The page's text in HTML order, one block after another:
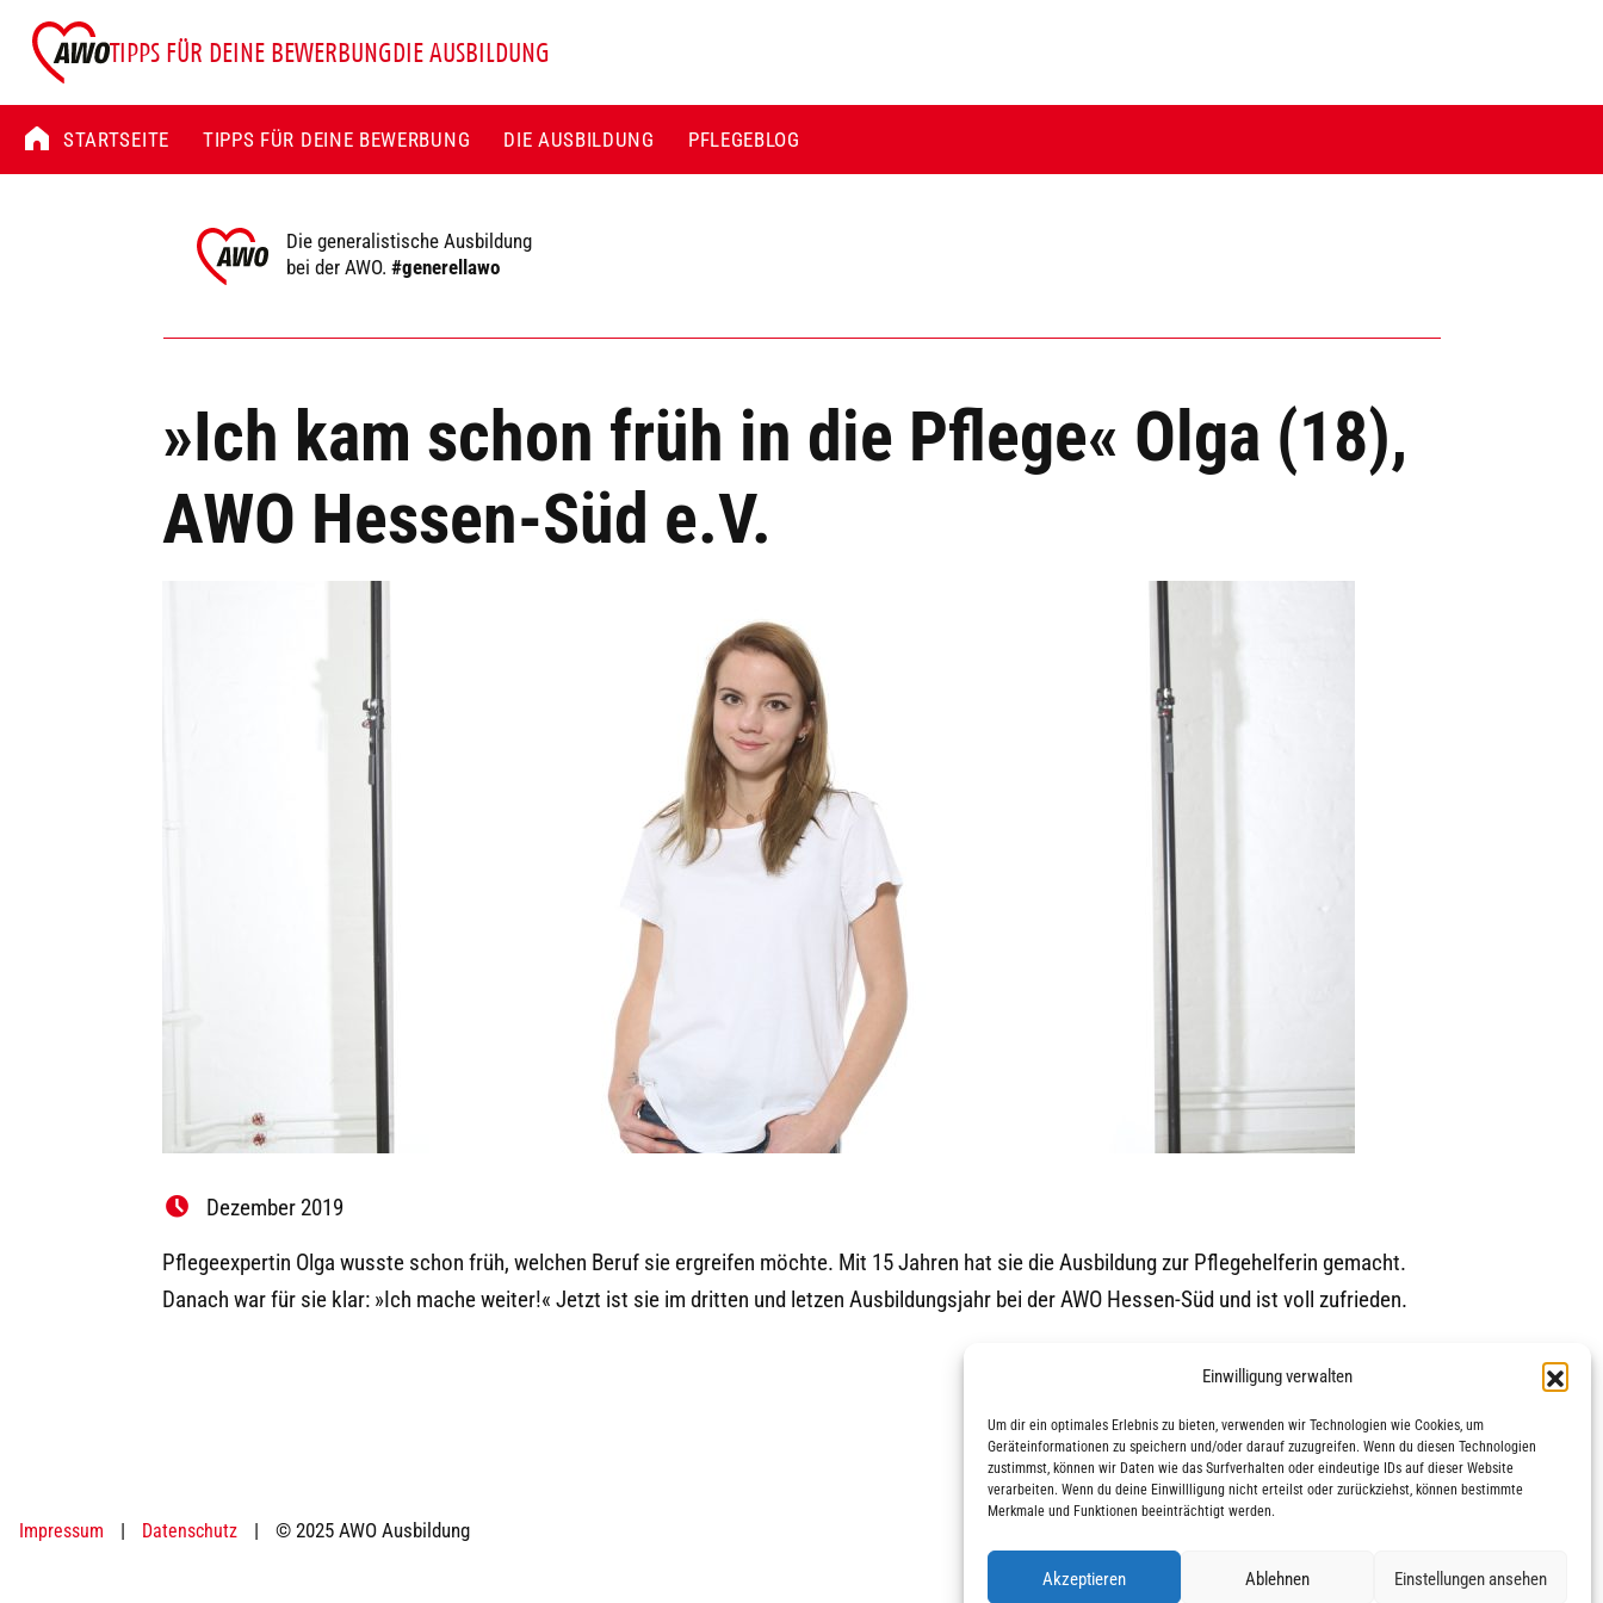
Einwilligung verwalten
Um dir ein optimales Erlebnis zu bieten, verwenden wir Technologien wie Cookies, um
Geräteinformationen zu speichern und/oder darauf zuzugreifen. Wenn du diesen Technologien
zustimmst, können wir Daten wie das Surfverhalten oder eindeutige IDs auf dieser Website
verarbeiten. Wenn du deine Einwillligung nicht erteilst oder zurückziehst, können bestimmte
Merkmale und Funktionen beeinträchtigt werden.
Akzeptieren Ablehnen Einstellungen ansehen
TIPPS FÜR DEINE BEWERBUNGDIE AUSBILDUNG
STARTSEITE TIPPS FÜR DEINE BEWERBUNG DIE AUSBILDUNG PFLEGEBLOG
Die generalistische Ausbildung
bei der AWO. #generellawo
»Ich kam schon früh in die Pflege« Olga (18),
AWO Hessen-Süd e.V.
Dezember 2019
Pflegeexpertin Olga wusste schon früh, welchen Beruf sie ergreifen möchte. Mit 15 Jahren hat sie die Ausbildung zur Pflegehelferin gemacht.
Danach war für sie klar: »Ich mache weiter!« Jetzt ist sie im dritten und letzen Ausbildungsjahr bei der AWO Hessen-Süd und ist voll zufrieden.
Impressum | Datenschutz | © 2025 AWO Ausbildung